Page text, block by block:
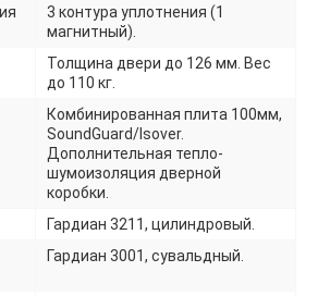
3 контура уплотнения (1
магнитный).
Толщина двери до 126 мм. Вес
до 110 кг.
Комбинированная плита 100мм,
SoundGuard/Isover.
Дополнительная тепло-
шумоизоляция дверной
коробки.
Гардиан 3211, цилиндровый.
Гардиан 3001, сувальдный.